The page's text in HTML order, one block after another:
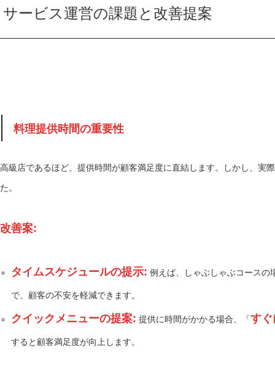
サービス運営の課題と改善提案
料理提供時間の重要性
高級店であるほど、提供時間が顧客満足度に直結します。しかし、実
た。
改善案:
タイムスケジュールの提示: 例えば、しゃぶしゃぶコースの
で、顧客の不安を軽減できます。
クイックメニューの提案: 提供に時間がかかる場合、「す
すると顧客満足度が向上します。